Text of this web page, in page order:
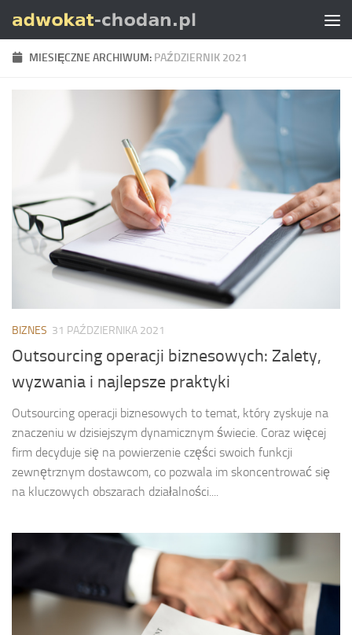
Skip to content
MIESIĘCZNE ARCHIWUM: PAŹDZIERNIK 2021
BIZNES 31 PAŹDZIERNIKA 2021
Outsourcing operacji biznesowych: Zalety,
wyzwania i najlepsze praktyki
Outsourcing operacji biznesowych to temat, który zyskuje na
znaczeniu w dzisiejszym dynamicznym świecie. Coraz więcej
firm decyduje się na powierzenie części swoich funkcji
zewnętrznym dostawcom, co pozwala im skoncentrować się
na kluczowych obszarach działalności....